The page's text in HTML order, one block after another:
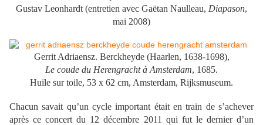
Gustav Leonhardt (entretien avec Gaëtan Naulleau, Diapason,
mai 2008)
Gerrit Adriaensz. Berckheyde (Haarlen, 1638-1698),
Le coude du Herengracht à Amsterdam, 1685.
Huile sur toile, 53 x 62 cm, Amsterdam, Rijksmuseum.
Chacun savait qu’un cycle important était en train de s’achever
après ce concert du 12 décembre 2011 qui fut le dernier d’un